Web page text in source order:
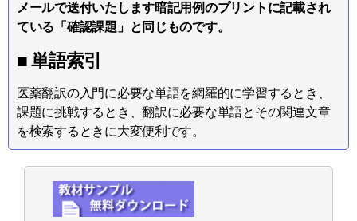
メールで送付いたします暗記用例のプリントに記載され
ている「確認課題」と同じものです。
■ 単語索引
医薬翻訳の入門に必要な単語を網羅的に学習するとき、
課題に挑戦するとき、翻訳に必要な単語とその関連文章
を検索するときに大変便利です。